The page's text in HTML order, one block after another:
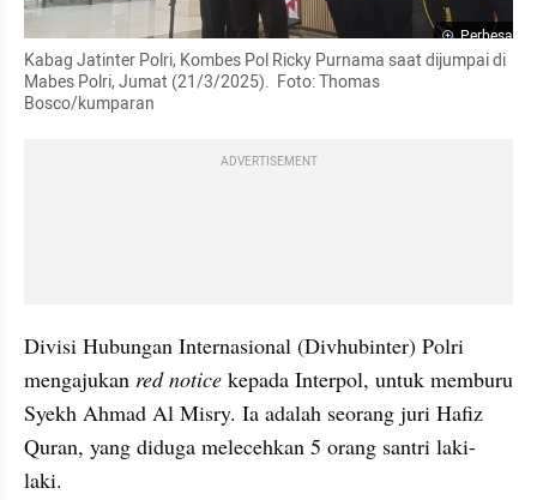
Perbesar
Kabag Jatinter Polri, Kombes Pol Ricky Purnama saat dijumpai di
Mabes Polri, Jumat (21/3/2025).  Foto: Thomas
Bosco/kumparan
ADVERTISEMENT
Divisi Hubungan Internasional (Divhubinter) Polri
mengajukan red notice kepada Interpol, untuk memburu
Syekh Ahmad Al Misry. Ia adalah seorang juri Hafiz
Quran, yang diduga melecehkan 5 orang santri laki-
laki.